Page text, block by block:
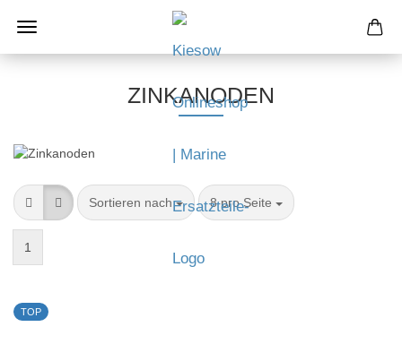
ZINKANODEN
Sortieren nach 8 pro Seite
1
TOP